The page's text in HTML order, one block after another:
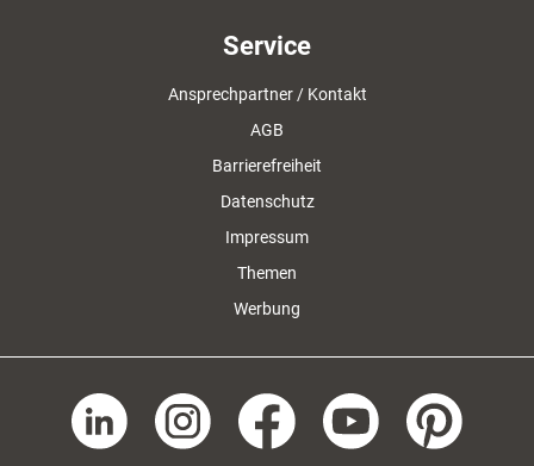
Service
Ansprechpartner / Kontakt
AGB
Barrierefreiheit
Datenschutz
Impressum
Themen
Werbung